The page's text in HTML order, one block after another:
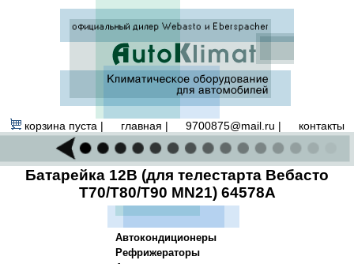
корзина пуста | главная | 9700875@mail.ru | контакты
Батарейка 12В (для телестарта Вебасто
T70/T80/T90 MN21) 64578A
Автокондиционеры
Рефрижераторы